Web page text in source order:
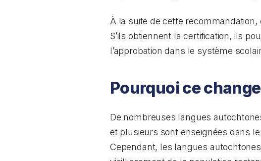
À la suite de cette recommandation,
S’ils obtiennent la certification, ils
l’approbation dans le système
Pourquoi ce
De nombreuses langues
et plusieurs sont enseignées dans
Cependant, les langues